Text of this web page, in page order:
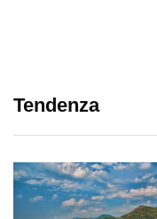
Tendenza